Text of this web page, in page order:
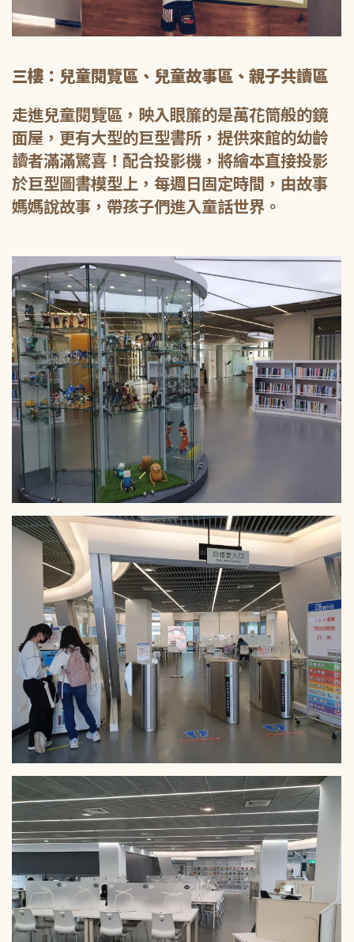
三樓：兒童閱覽區、兒童故事區、親子共讀區
走進兒童閱覽區，映入眼簾的是萬花筒般的鏡
面屋，更有大型的巨型書所，提供來館的幼齡
讀者滿滿驚喜！配合投影機，將繪本直接投影
於巨型圖書模型上，每週日固定時間，由故事
媽媽說故事，帶孩子們進入童話世界。